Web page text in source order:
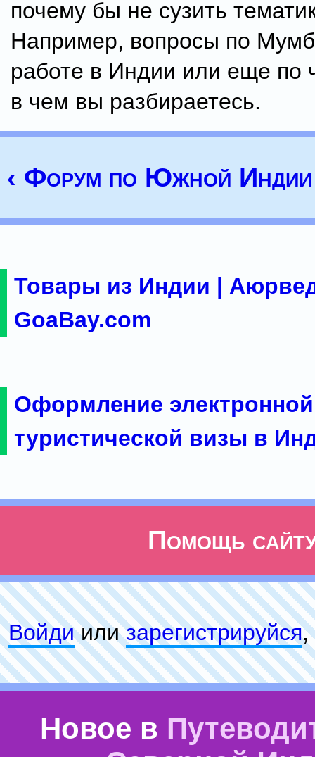
почему бы не сузить
Например, вопросы по
работе в Индии или еще по
в чем вы разбираетесь.
‹ Форум по Южной
Товары из Индии |
GoaBay.com
Оформление электронной
туристической визы в
Помощь
Войдиилизарeгиcтpируйся,
Новое в